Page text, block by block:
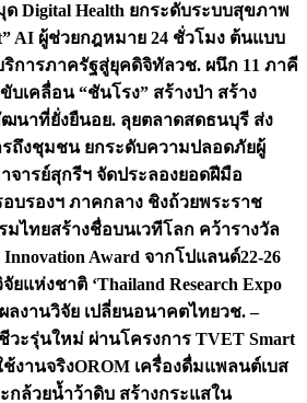
Digital Health ยกระดับระบบสุขภาพ
AI ผู้ช่วยกฎหมาย 24 ชั่วโมง ต้นแบบ
การภาครัฐสู่ยุคดิจิทัลวช. ผนึก 11 ภาคี
บเคลื่อน “ชันโรง” สร้างป่า สร้าง
นาที่ยั่งยืนอย. ลุยตลาดสดธนบุรี ส่ง
รถึงชุมชน ยกระดับความปลอดภัยผู้
จารย์สุกรีฯ จัดประลองยอดฝีมือ
บรองฯ ภาคกลาง ชิงถ้วยพระราช
ไทยสร้างชื่อบนเวทีโลก คว้ารางวัล
Innovation Award จากโปแลนด์22-26
แห่งชาติ ‘Thailand Research Expo
ผลงานวิจัย เปลี่ยนอนาคตไทยวช. –
ะรุ่นใหม่ ผ่านโครงการ TVET Smart
ช้งานจริงOROM เครื่องดื่มแพลนต์เบส
ล้วยน้ำว้าดิบ สร้างกระแสใน